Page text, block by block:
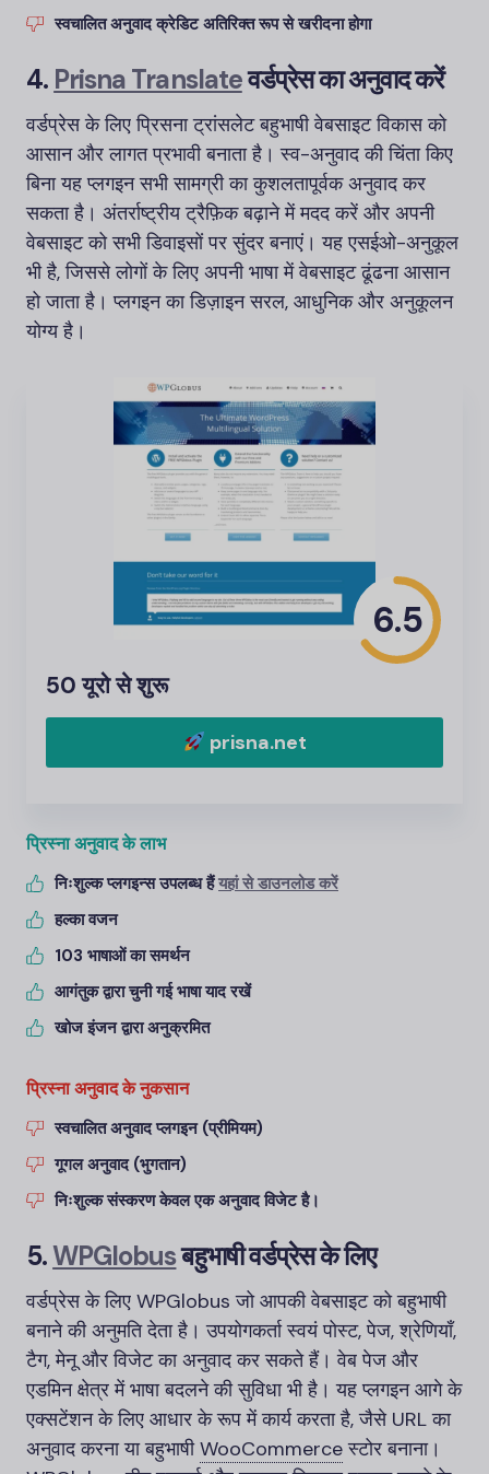
स्वचालित अनुवाद क्रेडिट अतिरिक्त रूप से खरीदना होगा
4. Prisna Translateवर्डप्रेस का अनुवाद करें
वर्डप्रेस के लिए प्रिसना ट्रांसलेट बहुभाषी वेबसाइट विकास को
आसान और लागत प्रभावी बनाता है। स्व-अनुवाद की चिंता किए
बिना यह प्लगइन सभी सामग्री का कुशलतापूर्वक अनुवाद कर
सकता है। अंतर्राष्ट्रीय ट्रैफ़िक बढ़ाने में मदद करें और अपनी
वेबसाइट को सभी डिवाइसों पर सुंदर बनाएं। यह एसईओ-अनुकूल
भी है, जिससे लोगों के लिए अपनी भाषा में वेबसाइट ढूंढना आसान
हो जाता है। प्लगइन का डिज़ाइन सरल, आधुनिक और अनुकूलन
योग्य है।
6.5
50 यूरो से शुरू
prisna.net
प्रिस्ना अनुवाद के लाभ
निःशुल्क प्लगइन्स उपलब्ध हैंयहां से डाउनलोड करें
हल्का वजन
103 भाषाओं का समर्थन
आगंतुक द्वारा चुनी गई भाषा याद रखें
खोज इंजन द्वारा अनुक्रमित
प्रिस्ना अनुवाद के नुकसान
स्वचालित अनुवाद प्लगइन (प्रीमियम)
गूगल अनुवाद (भुगतान)
निःशुल्क संस्करण केवल एक अनुवाद विजेट है।
5.WPGlobusबहुभाषी वर्डप्रेस के लिए
वर्डप्रेस के लिए WPGlobus जो आपकी वेबसाइट को बहुभाषी
बनाने की अनुमति देता है। उपयोगकर्ता स्वयं पोस्ट, पेज, श्रेणियाँ,
टैग, मेनू और विजेट का अनुवाद कर सकते हैं। वेब पेज और
एडमिन क्षेत्र में भाषा बदलने की सुविधा भी है। यह प्लगइन आगे के
एक्सटेंशन के लिए आधार के रूप में कार्य करता है, जैसे URL का
अनुवाद करना या बहुभाषी WooCommerce स्टोर बनाना।